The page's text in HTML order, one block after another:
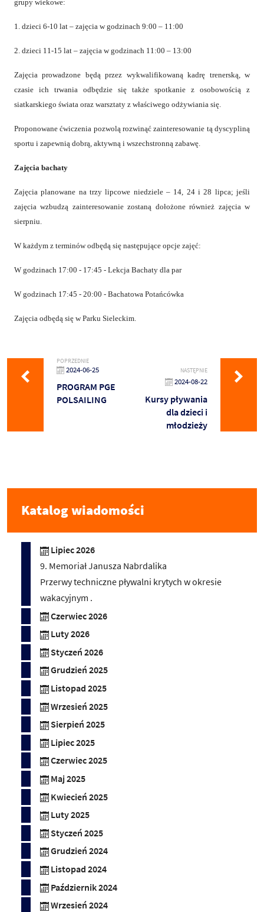
grupy wiekowe:
1. dzieci 6-10 lat – zajęcia w godzinach 9:00 – 11:00
2. dzieci 11-15 lat – zajęcia w godzinach 11:00 – 13:00
Zajęcia prowadzone będą przez wykwalifikowaną kadrę trenerską, w
czasie ich trwania odbędzie się także spotkanie z osobowością z
siatkarskiego świata oraz warsztaty z właściwego odżywiania się.
Proponowane ćwiczenia pozwolą rozwinąć zainteresowanie tą dyscypliną
sportu i zapewnią dobrą, aktywną i wszechstronną zabawę.
Zajęcia bachaty
Zajęcia planowane na trzy lipcowe niedziele – 14, 24 i 28 lipca; jeśli
zajęcia wzbudzą zainteresowanie zostaną dołożone również zajęcia w
sierpniu.
W każdym z terminów odbędą się następujące opcje zajęć:
W godzinach 17:00 - 17:45 - Lekcja Bachaty dla par
W godzinach 17:45 - 20:00 - Bachatowa Potańcówka
Zajęcia odbędą się w Parku Sieleckim.
POPRZEDNIE
2024-06-25
PROGRAM PGE
POLSAILING
NASTĘPNIE
2024-08-22
Kursy pływania
dla dzieci i
młodzieży
Katalog wiadomości
Lipiec 2026
9. Memoriał Janusza Nabrdalika
Przerwy techniczne pływalni krytych w okresie
wakacyjnym .
Czerwiec 2026
Luty 2026
Styczeń 2026
Grudzień 2025
Listopad 2025
Wrzesień 2025
Sierpień 2025
Lipiec 2025
Czerwiec 2025
Maj 2025
Kwiecień 2025
Luty 2025
Styczeń 2025
Grudzień 2024
Listopad 2024
Październik 2024
Wrzesień 2024